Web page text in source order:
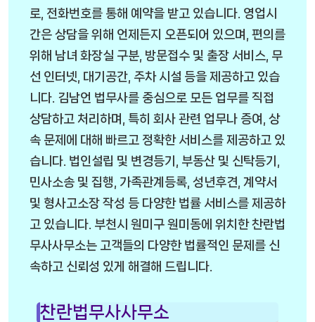
로, 전화번호를 통해 예약을 받고 있습니다. 영업시
간은 상담을 위해 언제든지 오픈되어 있으며, 편의를
위해 남녀 화장실 구분, 방문접수 및 출장 서비스, 무
선 인터넷, 대기공간, 주차 시설 등을 제공하고 있습
니다. 김남언 법무사를 중심으로 모든 업무를 직접
상담하고 처리하며, 특히 회사 관련 업무나 증여, 상
속 문제에 대해 빠르고 정확한 서비스를 제공하고 있
습니다. 법인설립 및 변경등기, 부동산 및 신탁등기,
민사소송 및 집행, 가족관계등록, 성년후견, 계약서
및 형사고소장 작성 등 다양한 법률 서비스를 제공하
고 있습니다. 부천시 원미구 원미동에 위치한 찬란법
무사사무소는 고객들의 다양한 법률적인 문제를 신
속하고 신뢰성 있게 해결해 드립니다.
찬란법무사사무소